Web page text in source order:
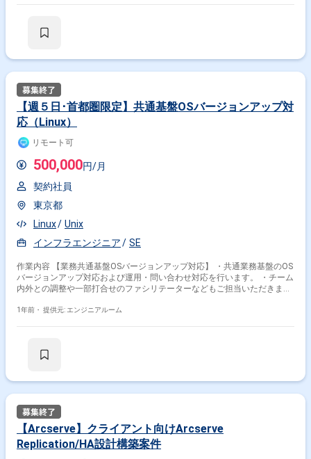
【週５日･首都圏限定】共通基盤OSバージョンアップ対
応（Linux）
リモート可
500,000円/月
契約社員
東京都
Linux
Unix
インフラエンジニア
SE
作業内容 【業務共通基盤OSバージョンアップ対応】 ・共通業務基盤のOS
バージョンアップ対応および運用・問い合わせ対応を行います。 ・チーム
内外との調整や一部打合せのファシリテーターなどもご担当いただきま
ります。
1年前・ 提供元: エンジニアルーム
【Arcserve】クライアント向けArcserve
Replication/HA設計構築案件